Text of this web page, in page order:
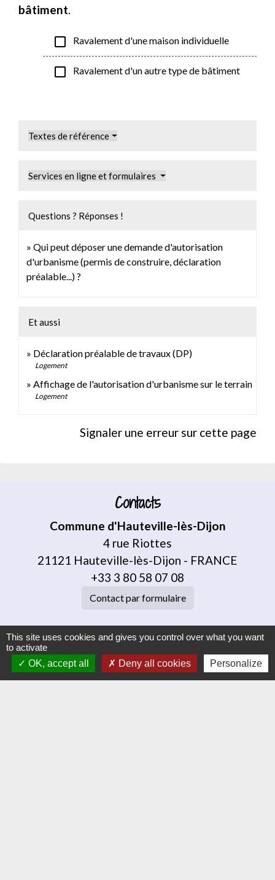
bâtiment.
check_box_outline_blank Ravalement d'une maison individuelle
check_box_outline_blank Ravalement d'un autre type de bâtiment
Textes de référence
Services en ligne et formulaires
Questions ? Réponses !
Qui peut déposer une demande d'autorisation
d'urbanisme (permis de construire, déclaration
préalable...) ?
Et aussi
Déclaration préalable de travaux (DP)
Logement
Affichage de l'autorisation d'urbanisme sur le terrain
Logement
Signaler une erreur sur cette page
Contacts
Commune d'Hauteville-lès-Dijon
4 rue Riottes
21121 Hauteville-lès-Dijon - FRANCE
+33 3 80 58 07 08
Contact par formulaire
Liens
Dijon Métropole
This site uses cookies and gives you control over what you want
to activate
OK, accept all
Deny all cookies Personalize